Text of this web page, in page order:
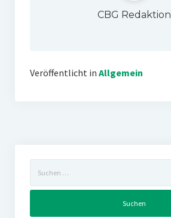
CBG Redaktion
Veröffentlicht in Allgemein
nach: